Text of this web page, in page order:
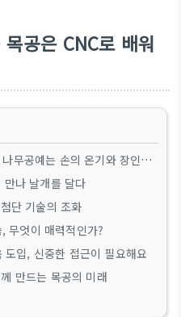
공은 CNC로 배워
이러한 전통적인 나무공예에도 새로운 변화의 바람을 불어넣고 있습니다. 그 중심에는 바로 CNC(Computer Numerical Control) 기술이 있으며, "요즘 목공은 CNC로 배운다"는 말이 나올 정도로 교육 현장의 트렌드를 바꾸고 있습니다.
나 날개를 달다
단 기술의 조화
무엇이 매력적인가?
입, 신중한 접근이 필요해요
만드는 목공의 미래